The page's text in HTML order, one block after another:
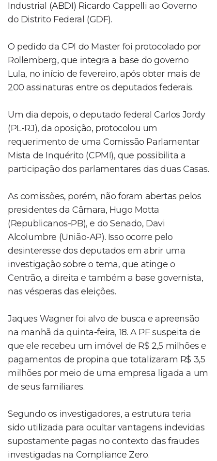
Industrial (ABDI) Ricardo Cappelli ao Governo
do Distrito Federal (GDF).
O pedido da CPI do Master foi protocolado por
Rollemberg, que integra a base do governo
Lula, no início de fevereiro, após obter mais de
200 assinaturas entre os deputados federais.
Um dia depois, o deputado federal Carlos Jordy
(PL-RJ), da oposição, protocolou um
requerimento de uma Comissão Parlamentar
Mista de Inquérito (CPMI), que possibilita a
participação dos parlamentares das duas Casas.
As comissões, porém, não foram abertas pelos
presidentes da Câmara, Hugo Motta
(Republicanos-PB), e do Senado, Davi
Alcolumbre (União-AP). Isso ocorre pelo
desinteresse dos deputados em abrir uma
investigação sobre o tema, que atinge o
Centrão, a direita e também a base governista,
nas vésperas das eleições.
Jaques Wagner foi alvo de busca e apreensão
na manhã da quinta-feira, 18. A PF suspeita de
que ele recebeu um imóvel de R$ 2,5 milhões e
pagamentos de propina que totalizaram R$ 3,5
milhões por meio de uma empresa ligada a um
de seus familiares.
Segundo os investigadores, a estrutura teria
sido utilizada para ocultar vantagens indevidas
supostamente pagas no contexto das fraudes
investigadas na Compliance Zero.